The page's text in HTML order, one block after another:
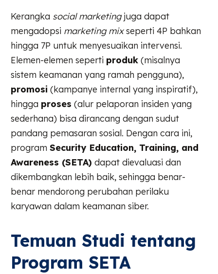
Kerangka social marketingjuga dapat
mengadopsi marketing mixseperti 4P bahkan
hingga 7P untuk menyesuaikan intervensi.
Elemen-elemen seperti produk (misalnya
sistem keamanan yang ramah pengguna),
promosi (kampanye internal yang inspiratif),
hingga proses (alur pelaporan insiden yang
sederhana) bisa dirancang dengan sudut
pandang pemasaran sosial. Dengan cara ini,
programSecurity Education, Training, and
Awareness (SETA) dapat dievaluasi dan
dikembangkan lebih baik, sehingga benar-
benar mendorong perubahan perilaku
karyawan dalam keamanan siber.
Temuan Studi tentang
Program SETA